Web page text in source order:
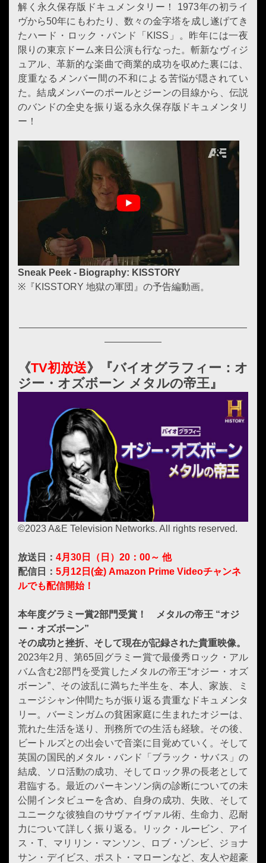
解く永久保存版ドキュメンタリー！ 1973年の初ライ
ヴから50年にもわたり、数々の金字塔を成し遂げてき
たハード・ロック・バンド「KISS」。昨年には一夜
限りの東京ドーム来日公演も行なった。斬新なヴィジ
ュアル、革新的な楽曲で商業的成功を収めた裏には、
度重なるメンバー間の不和による苦悩が隠されてい
た。結成メンバーのポールとジーンの目線から、伝説
のバンドの全史を振り返る永久保存版ドキュメンタリ
ー！
Sneak Peek - Biography: KISSTORY
※『KISSTORY 地獄の軍団』の予告編動画。
《TV初放送》『バイオグラフィー：オ
ジー・オズボーン メタルの帝王』
©2023 A&E Television Networks. All rights reserved.
放送日： 4月30日（日）20：00～ 他
配信日： 5月12日(金) Amazon Prime Videoチャンネ
ルでも配信開始！
本年度グラミー賞2部門受賞！ メタルの帝王 “オジ
ー・オズボーン”
その成功と挫折、そして現在が記録された貴重映像。
2023年2月、第65回グラミー賞で最優秀ロック・アル
バム含む2部門を受賞したメタルの帝王“オジー・オズ
ボーン”、その波乱に満ちた半生を、本人、家族、ミ
ュージシャン仲間たちが振り返る貴重なドキュメンタ
リー。バーミンガムの貧困家庭に生まれたオジーは、
荒れた生活を送り、刑務所での生活も経験。その後、
ビートルズとの出会いで音楽に目覚めていく。そして
英国の国民的メタル・バンド「ブラック・サバス」の
結成、ソロ活動の成功、そしてロック界の長老として
君臨する。最近のパーキンソン病の診断についての未
公開インタビューを含め、自身の成功、失敗、そして
ユニークな彼独自のサヴァイヴァル術、生命力、忍耐
力について詳しく振り返る。リック・ルービン、アイ
ス・T、マリリン・マンソン、ロブ・ゾンビ、ジョナ
サン・デイビス、ポスト・マローンなど、友人や超豪